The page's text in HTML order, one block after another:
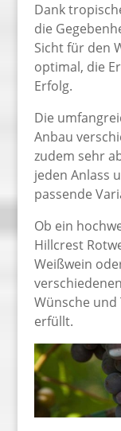
Dank
die
Sicht für den
optimal, die
Erfolg.
Die
Anbau
zudem sehr
jeden Anlass
passende
Ob ein
Hillcrest
Weißwein
Wünsche
erfüllt.